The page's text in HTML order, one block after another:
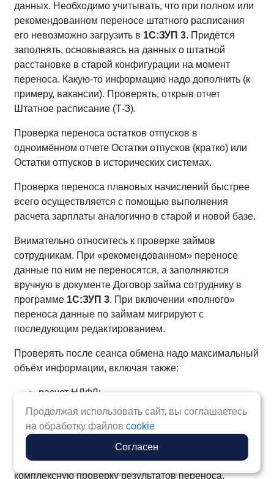
данных. Необходимо учитывать, что при полном или
рекомендованном переносе штатного расписания
его невозможно загрузить в 1С:ЗУП 3. Придётся
заполнять, основываясь на данных о штатной
расстановке в старой конфигурации на момент
переноса. Какую-то информацию надо дополнить (к
примеру, вакансии). Проверять, открыв отчет
Штатное расписание (Т-3).
Проверка переноса остатков отпусков в
одноимённом отчете Остатки отпусков (кратко) или
Остатки отпусков в исторических системах.
Проверка переноса плановых начислений быстрее
всего осуществляется с помощью выполнения
расчета зарплаты аналогично в старой и новой базе.
Внимательно относитесь к проверке займов
сотрудникам. При «рекомендованном» переносе
данные по ним не переносятся, а заполняются
вручную в документе Договор займа сотруднику в
программе 1С:ЗУП 3. При включении «полного»
переноса данные по займам мигрируют с
последующим редактированием.
Проверять после сеанса обмена надо максимальный
объём информации, включая также:
расчет НДФЛ;
расчет страховых взносов;
перенос остатков по расчетам с сотрудниками;
расчет среднего заработка.
Чем объёмнее база, тем больше времени уходит на
комплексную проверку результатов переноса.
Продолжая использовать сайт, вы соглашаетесь
на обработку файловcookie
Согласен